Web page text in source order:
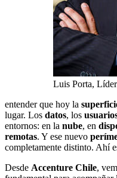
Luis Porta,
entender que hoy la
lugar. Los datos, los
entornos: en la nube, en
remotas. Y ese nuevo
completamente distinto. Ahí
Desde Accenture Chile,